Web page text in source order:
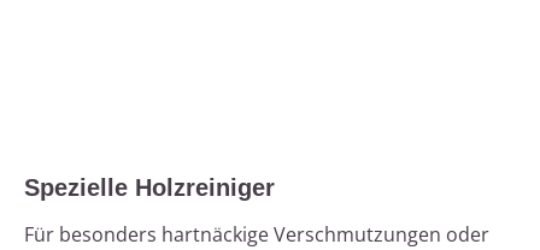
Spezielle Holzreiniger
Für besonders hartnäckige Verschmutzungen oder